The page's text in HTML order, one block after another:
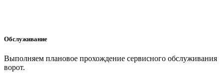
Обслуживание
Выполняем плановое прохождение сервисного обслуживания
ворот.